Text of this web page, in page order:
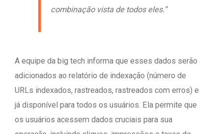
combinação vista de todos eles.”
A equipe da big tech informa que esses dados serão
adicionados ao relatório de indexação (número de
URLs indexados, rastreados, rastreados com erros) e
já disponível para todos os usuários. Ela permite que
os usuários acessem dados cruciais para sua